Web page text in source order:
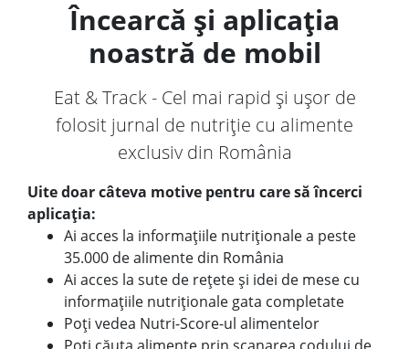
Încearcă și aplicația
noastră de mobil
Eat & Track - Cel mai rapid și ușor de
folosit jurnal de nutriție cu alimente
exclusiv din România
Uite doar câteva motive pentru care să încerci
aplicația:
Ai acces la informațiile nutriționale a peste
35.000 de alimente din România
Ai acces la sute de rețete și idei de mese cu
informațiile nutriționale gata completate
Poți vedea Nutri-Score-ul alimentelor